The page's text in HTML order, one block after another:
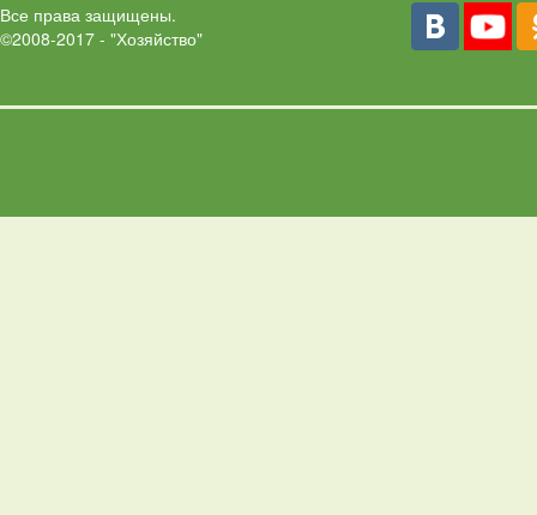
Все права защищены.
©2008-2017 - "Хозяйство"